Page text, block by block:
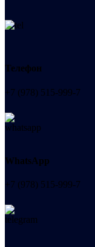
Телефон
+7 (978) 515-999-7
WhatsApp
+7 (978) 515-999-7